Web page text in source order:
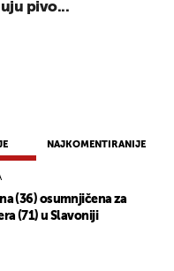
NAJKOMENTIRANIJE
(36) osumnjičena za
(71) u Slavoniji
pivo...